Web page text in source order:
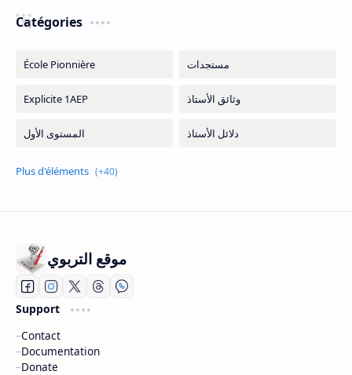
Catégories
موقع التربوي
Support
Contact
Documentation
Donate